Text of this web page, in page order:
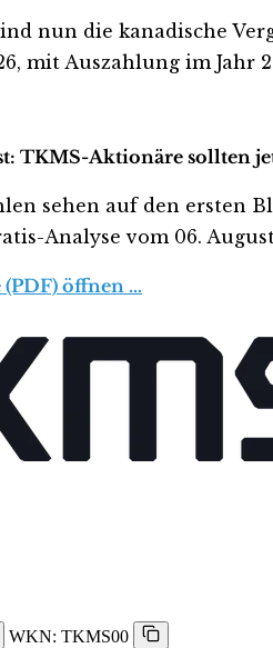
nun die kanadische
mit Auszahlung im Jahr
TKMS-Aktionäre sollten
sehen auf den ersten
Analyse vom 06.
öffnen …
WKN: TKMS00